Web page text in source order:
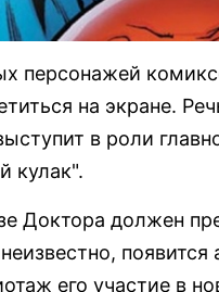
персонажей
на экране.
в роли
кулак".
Доктора должен
появится
его участие в